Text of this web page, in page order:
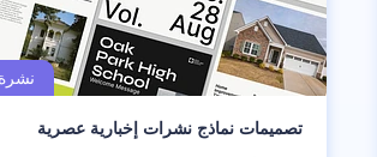
تصميمات نماذج نشرات إخبارية عصرية